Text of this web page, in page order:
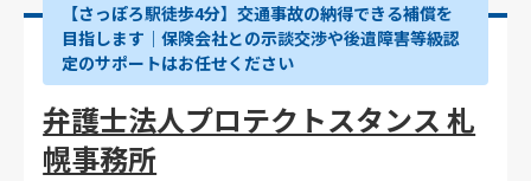
【さっぽろ駅徒歩4分】交通事故の納得できる補償を
目指します｜保険会社との示談交渉や後遺障害等級認
定のサポートはお任せください
弁護士法人プロテクトスタンス 札
幌事務所